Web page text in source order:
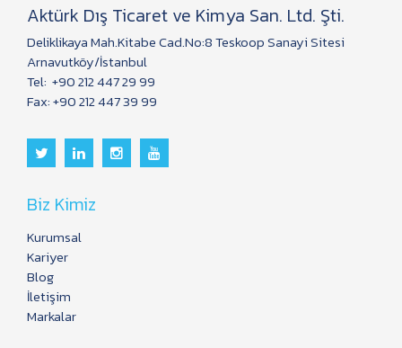
Aktürk Dış Ticaret ve Kimya San. Ltd. Şti.
Deliklikaya Mah.Kitabe Cad.No:8 Teskoop Sanayi Sitesi
Arnavutköy/İstanbul
Tel: +90 212 447 29 99
Fax: +90 212 447 39 99
Biz Kimiz
Kurumsal
Kariyer
Blog
İletişim
Markalar